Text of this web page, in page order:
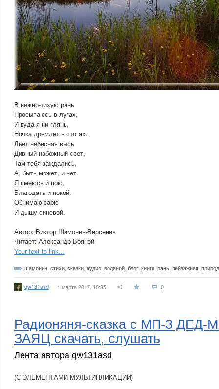
В нежно-тихую рань
Просыпаюсь в лугах,
И куда я ни глянь,
Ночка дремлет в стогах.
Льёт небесная высь
Дивный набожный свет,
Там тебя заждались,
А, быть может, и нет.
Я смеюсь и пою,
Благодать и покой,
Обнимаю зарю
И дышу синевой.
Автор: Виктор Шамонин-Версенев
Читает: Александр Вояной
Your text to link...
шамонин стихи сказки аудио водяной блог книги рань пейзажная
qw131asd 1 марта 2017, 10:35 0
Радионяня-сказка с МП-3
ЗАЯЦ скачать, слушать
Лента автора qw131asd
(С ЭЛЕМЕНТАМИ МУЛЬТИПЛИКАЦИИ)